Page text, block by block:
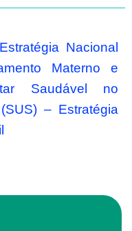
Estratégia Nacional
Materno e
Saudável no
– Estratégia